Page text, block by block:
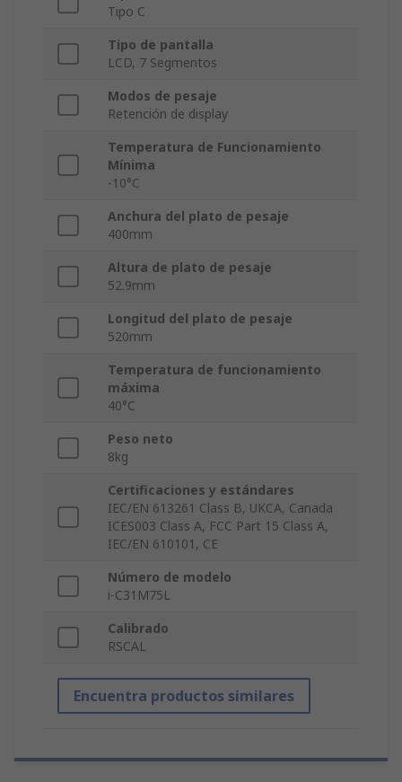
Tipo C
Tipo de pantalla
LCD, 7 Segmentos
Modos de pesaje
Retención de display
Temperatura de Funcionamiento
Mínima
-10°C
Anchura del plato de pesaje
400mm
Altura de plato de pesaje
52.9mm
Longitud del plato de pesaje
520mm
Temperatura de funcionamiento
máxima
40°C
Peso neto
8kg
Certificaciones y estándares
IEC/EN 613261 Class B, UKCA, Canada
ICES003 Class A, FCC Part 15 Class A,
IEC/EN 610101, CE
Número de modelo
i-C31M75L
Calibrado
RSCAL
Encuentra productos similares